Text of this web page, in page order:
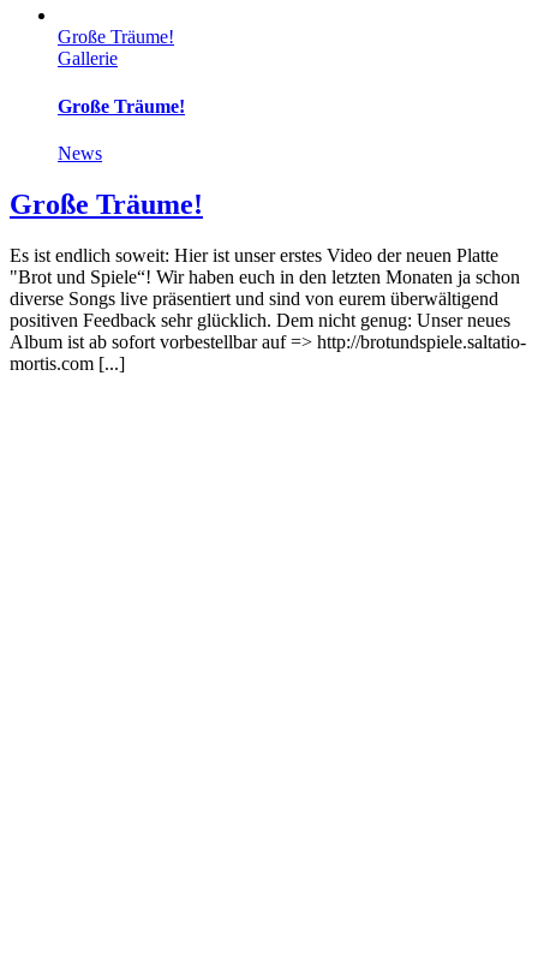
Große Träume!
Gallerie
Große Träume!
News
Große Träume!
Es ist endlich soweit: Hier ist unser erstes Video der neuen Platte
"Brot und Spiele“! Wir haben euch in den letzten Monaten ja schon
diverse Songs live präsentiert und sind von eurem überwältigend
positiven Feedback sehr glücklich. Dem nicht genug: Unser neues
Album ist ab sofort vorbestellbar auf => http://brotundspiele.saltatio-
mortis.com [...]